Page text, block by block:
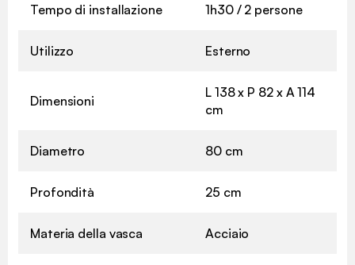
Tempo di installazione 1h30 / 2 persone
Utilizzo Esterno
Dimensioni
L 138 x P 82 x A 114
cm
Diametro 80 cm
Profondità 25 cm
Materia della vasca Acciaio